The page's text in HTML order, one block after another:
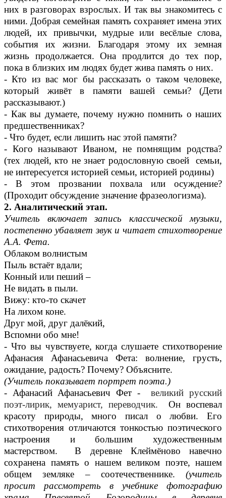
них в разговорах взрослых. И так вы знакомитесь с
ними. Добрая семейная память сохраняет имена этих
людей, их привычки, мудрые или весёлые слова,
события их жизни. Благодаря этому их земная
жизнь продолжается. Она продлится до тех пор,
пока в близких им людях будет жива память о них.
- Кто из вас мог бы рассказать о таком человеке,
который живёт в памяти вашей семьи? (Дети
рассказывают.)
- Как вы думаете, почему нужно помнить о наших
предшественниках?
- Что будет, если лишить нас этой памяти?
- Кого называют Иваном, не помнящим родства?
(тех людей, кто не знает родословную своей семьи,
не интересуется историей семьи, историей родины)
- В этом прозвании похвала или осуждение?
(Проходит обсуждение значение фразеологизма).
2. Аналитический этап.
Учитель включает запись классической музыки,
постепенно убавляет звук и читает стихотворение
А.А. Фета.
Облаком волнистым
Пыль встаёт вдали;
Конный или пеший –
Не видать в пыли.
Вижу: кто-то скачет
На лихом коне.
Друг мой, друг далёкий,
Вспомни обо мне!
- Что вы чувствуете, когда слушаете стихотворение
Афанасия Афанасьевича Фета: волнение, грусть,
ожидание, радость? Почему? Объясните.
(Учитель показывает портрет поэта.)
- Афанасий Афанасьевич Фет -великий русский
поэт-лирик, мемуарист, переводчик.
Он воспевал
красоту природы, много писал о любви. Его
стихотворения отличаются тонкостью поэтического
настроения и большим художественным
мастерством. В деревне Клеймёново навечно
сохранена память о нашем великом поэте, нашем
общем земляке – соотечественнике. (учитель
просит рассмотреть в учебнике фотографию